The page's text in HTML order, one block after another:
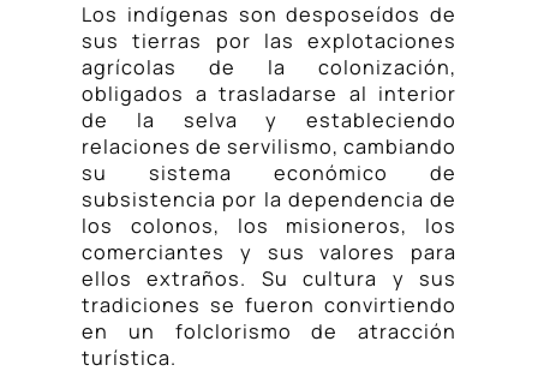
Los indígenas son desposeídos de
sus tierras por las explotaciones
agrícolas de la colonización,
obligados a trasladarse al interior
de la selva y estableciendo
relaciones de servilismo, cambiando
su sistema económico de
subsistencia por la dependencia de
los colonos, los misioneros, los
comerciantes y sus valores para
ellos extraños. Su cultura y sus
tradiciones se fueron convirtiendo
en un folclorismo de atracción
turística.